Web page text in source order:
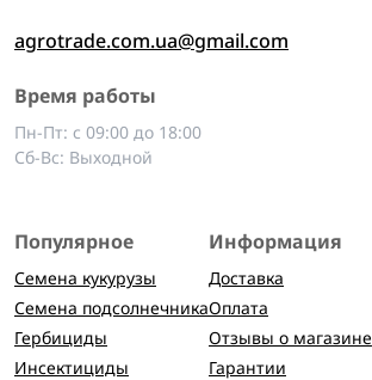
agrotrade.com.ua@gmail.com
Время работы
Пн-Пт: с 09:00 до 18:00
Сб-Вс: Выходной
Популярное
Семена кукурузы
Семена подсолнечника
Гербициды
Инсектициды
Информация
Доставка
Оплата
Отзывы о магазине
Гарантии